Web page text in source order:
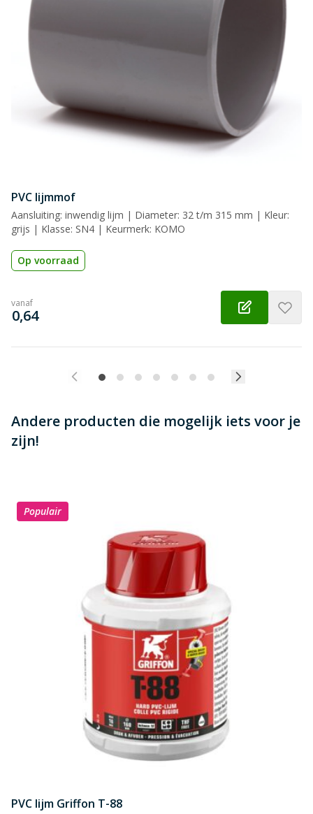
Naam
Samenvatting
Beoordeling
Beoordeling versturen
PVC lijmmof
Aansluiting: inwendig lijm | Diameter: 32 t/m 315 mm | Kleur:
grijs | Klasse: SN4 | Keurmerk: KOMO
Op voorraad
vanaf
€
0,64
Andere producten die mogelijk iets voor je
zijn!
Populair
PVC lijm Griffon T-88